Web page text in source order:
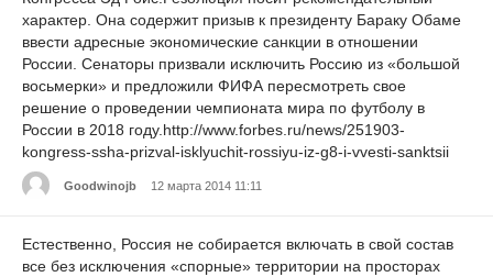
характер. Она содержит призыв к президенту Бараку Обаме
ввести адресные экономические санкции в отношении
России. Сенаторы призвали исключить Россию из «большой
восьмерки» и предложили ФИФА пересмотреть свое
решение о проведении чемпионата мира по футболу в
России в 2018 году.http://www.forbes.ru/news/251903-
kongress-ssha-prizval-isklyuchit-rossiyu-iz-g8-i-vvesti-sanktsii
Goodwinojb 12 марта 2014 11:11
Естественно, Россия не собирается включать в свой состав
все без исключения «спорные» территории на просторах